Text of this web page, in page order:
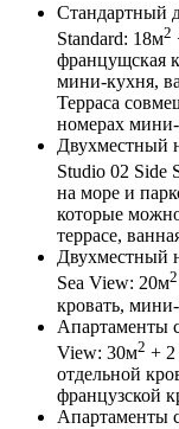
Стандартный
Standard: 18м2
францущская
мини-кухня,
Терраса
номерах мини-
Двухместный
Studio 02 Side
на море и
которые
террасе,
Двухместный
Sea View: 20м2
кровать,
Апартаменты
View: 30м2 + 2
отдельной
французской
Апартаменты